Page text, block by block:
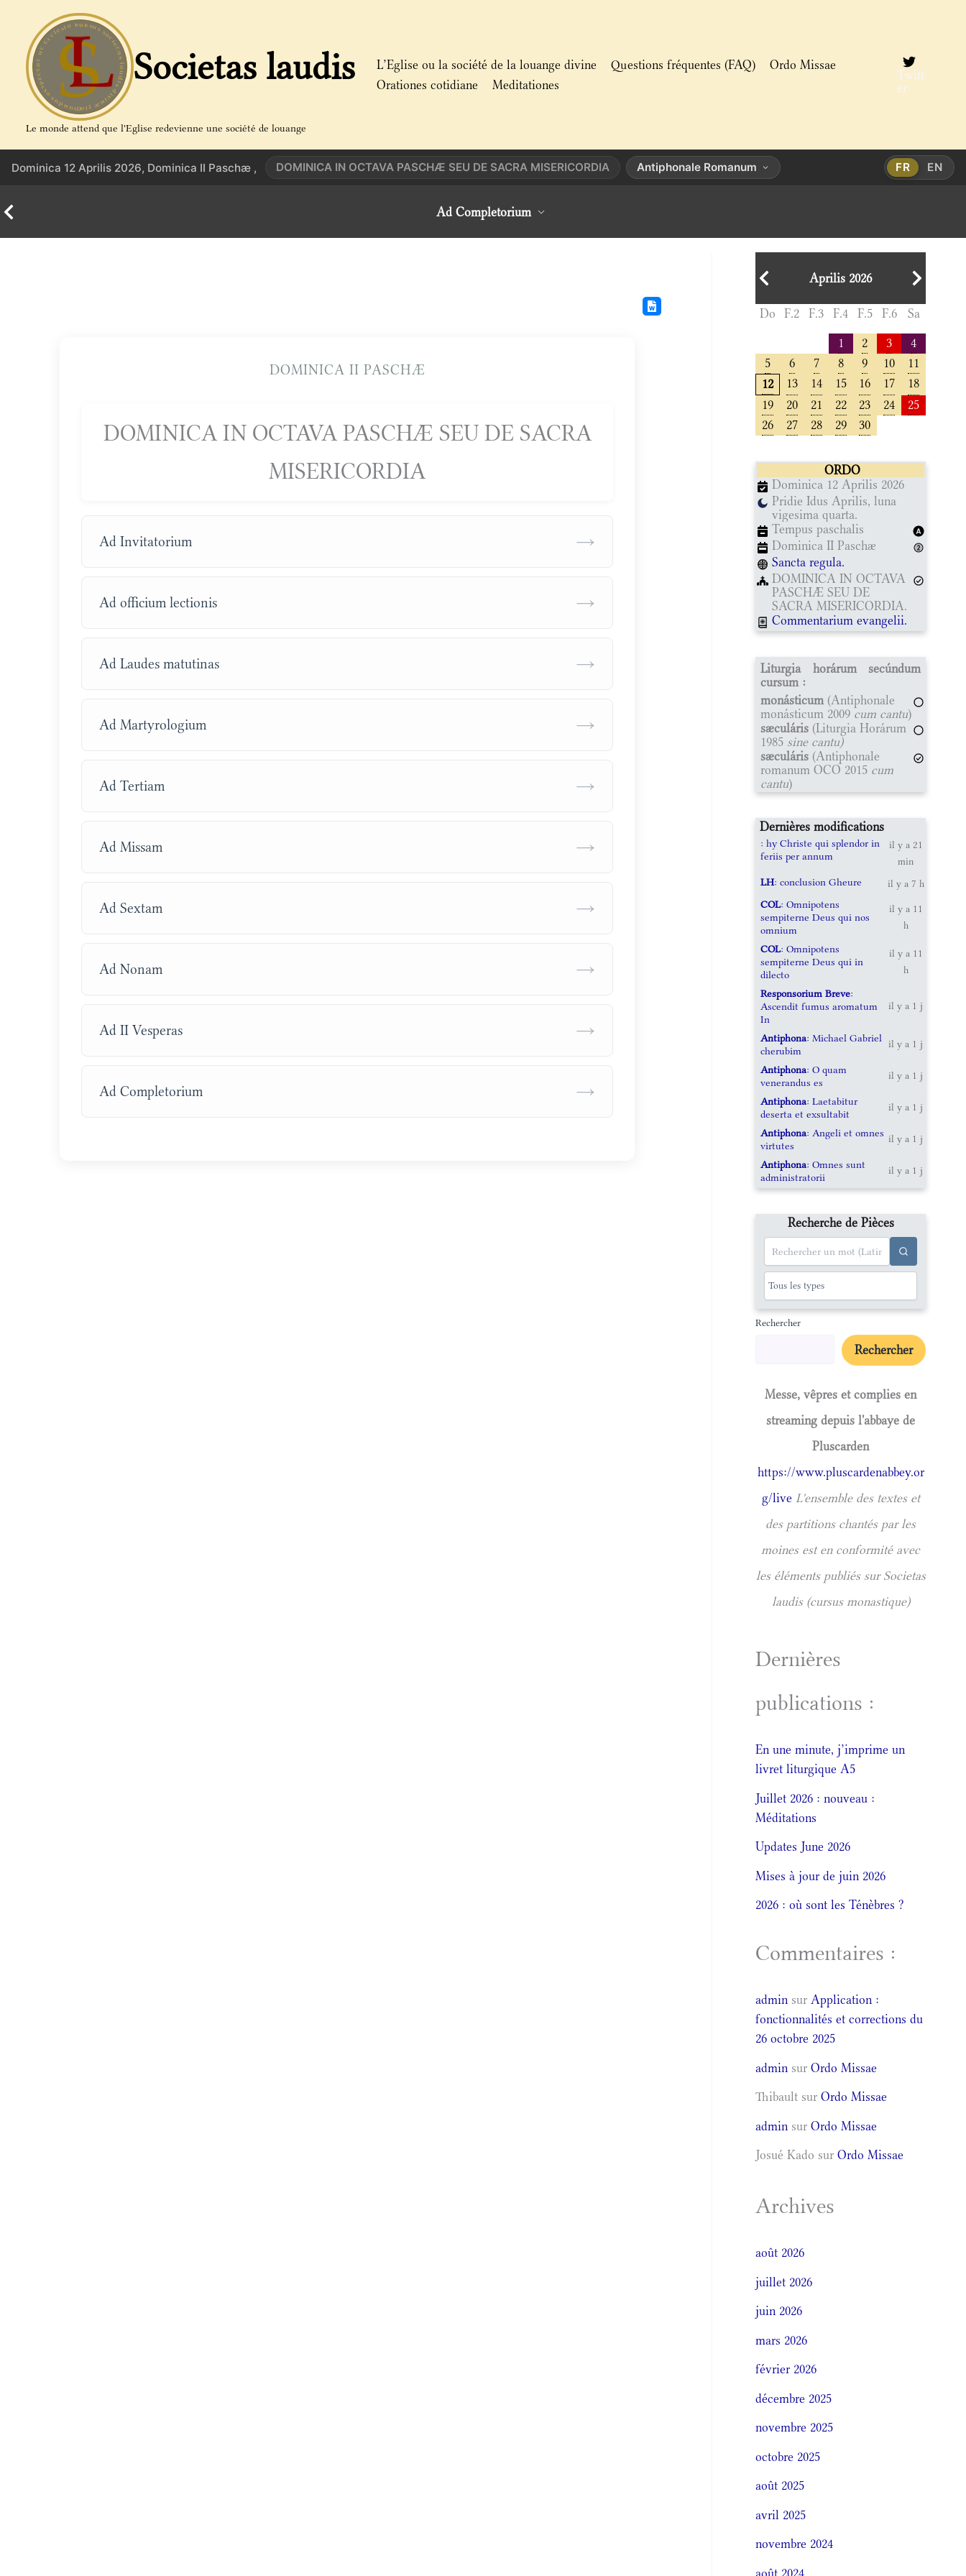
contenu
Societas laudis
Le monde attend que l'Eglise redevienne une société de louange
L’Eglise ou la société de la louange divine Questions fréquentes (FAQ)
Ordo Missae
Orationes cotidiane
Meditationes
Twitt
er
Dominica 12 Aprilis 2026, Dominica II Paschæ , DOMINICA IN OCTAVA PASCHÆ SEU DE SACRA MISERICORDIA Antiphonale Romanum FR EN
Ad Completorium
DOMINICA II PASCHÆ
DOMINICA IN OCTAVA PASCHÆ SEU DE SACRA
MISERICORDIA
Ad Invitatorium →
Ad officium lectionis →
Ad Laudes matutinas →
Ad Martyrologium →
Ad Tertiam →
Ad Missam →
Ad Sextam →
Ad Nonam →
Ad II Vesperas →
Ad Completorium →
Aprilis 2026
Do F.2 F.3 F.4 F.5 F.6 Sa
1 2 3
4
5
6 7 8 9 10
11
12
13 14 15 16 17
18
19
20 21 22 23 24
25
26
27 28 29 30
ORDO
Dominica 12 Aprilis 2026
Pridie Idus Aprilis, luna
vigesima quarta.
Tempus paschalis
Dominica II Paschæ
Sancta regula.
DOMINICA IN OCTAVA
PASCHÆ SEU DE
SACRA MISERICORDIA.
Commentarium evangelii.
Liturgia horárum secúndum
cursum :
monásticum (Antiphonale
monásticum 2009 cum cantu)
sæculáris (Liturgia Horárum
1985 sine cantu)
sæculáris (Antiphonale
romanum OCO 2015 cum
cantu)
Dernières modifications
: hy Christe qui splendor in
feriis per annum
il y a 21
min
LH: conclusion Gheure il y a 7 h
COL: Omnipotens
sempiterne Deus qui nos
omnium
il y a 11
h
COL: Omnipotens
sempiterne Deus qui in
dilecto
il y a 11
h
Responsorium Breve:
Ascendit fumus aromatum
In
il y a 1 j
Antiphona: Michael Gabriel
cherubim
il y a 1 j
Antiphona: O quam
venerandus es
il y a 1 j
Antiphona: Laetabitur
deserta et exsultabit
il y a 1 j
Antiphona: Angeli et omnes
virtutes
il y a 1 j
Antiphona: Omnes sunt
administratorii
il y a 1 j
Recherche de Pièces
Rechercher
Rechercher
Messe, vêpres et complies en
streaming depuis l'abbaye de
Pluscarden
https://www.pluscardenabbey.or
g/live L'ensemble des textes et
des partitions chantés par les
moines est en conformité avec
les éléments publiés sur Societas
laudis (cursus monastique)
Dernières
publications :
En une minute, j’imprime un
livret liturgique A5
Juillet 2026 : nouveau :
Méditations
Updates June 2026
Mises à jour de juin 2026
2026 : où sont les Ténèbres ?
Commentaires :
admin surApplication :
fonctionnalités et corrections du
26 octobre 2025
admin surOrdo Missae
Thibault surOrdo Missae
admin surOrdo Missae
Josué Kado surOrdo Missae
Archives
août 2026
juillet 2026
juin 2026
mars 2026
février 2026
décembre 2025
novembre 2025
octobre 2025
août 2025
avril 2025
novembre 2024
août 2024